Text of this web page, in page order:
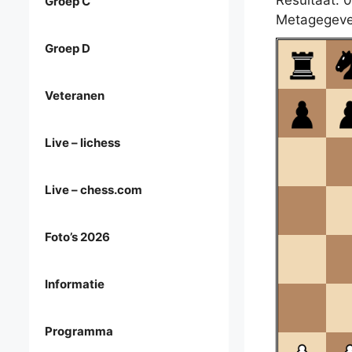
Groep D
Veteranen
Live – lichess
Live – chess.com
Foto’s 2026
Informatie
Programma